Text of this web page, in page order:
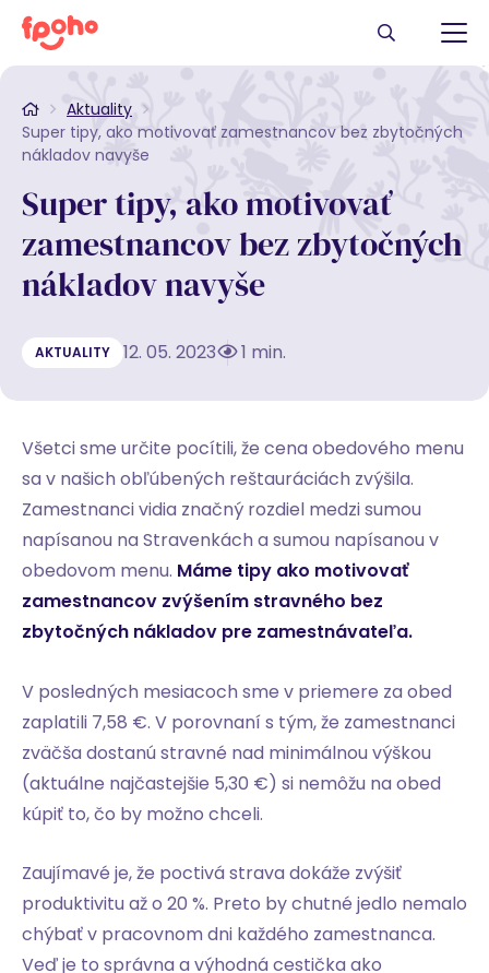
Aktuality
Super tipy, ako motivovať zamestnancov bez zbytočných
nákladov navyše
Super tipy, ako motivovať
zamestnancov bez zbytočných
nákladov navyše
AKTUALITY 12. 05. 2023 1 min.
Všetci sme určite pocítili, že cena obedového menu
sa v našich obľúbených reštauráciách zvýšila.
Zamestnanci vidia značný rozdiel medzi sumou
napísanou na Stravenkách a sumou napísanou v
obedovom menu. Máme tipy ako motivovať
zamestnancov zvýšením stravného bez
zbytočných nákladov pre zamestnávateľa.
V posledných mesiacoch sme v priemere za obed
zaplatili 7,58 €. V porovnaní s tým, že zamestnanci
zväčša dostanú stravné nad minimálnou výškou
(aktuálne najčastejšie 5,30 €) si nemôžu na obed
kúpiť to, čo by možno chceli.
Zaujímavé je, že poctivá strava dokáže zvýšiť
produktivitu až o 20 %. Preto by chutné jedlo nemalo
chýbať v pracovnom dni každého zamestnanca.
Veď je to správna a výhodná cestička ako